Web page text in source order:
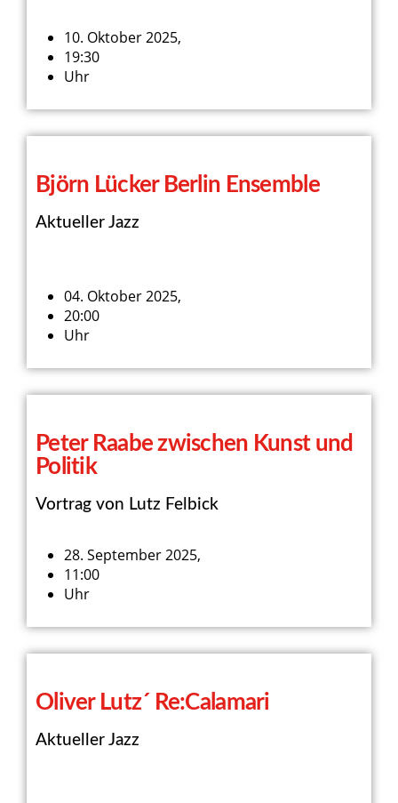
10. Oktober 2025,
19:30
Uhr
Björn Lücker Berlin Ensemble
Aktueller Jazz
04. Oktober 2025,
20:00
Uhr
Peter Raabe zwischen Kunst und
Politik
Vortrag von Lutz Felbick
28. September 2025,
11:00
Uhr
Oliver Lutz´ Re:Calamari
Aktueller Jazz